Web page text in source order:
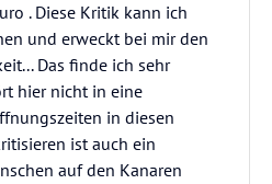
. Diese Kritik kann ich
und erweckt bei mir den
Das finde ich sehr
hier nicht in eine
in diesen
ist auch ein
auf den Kanaren